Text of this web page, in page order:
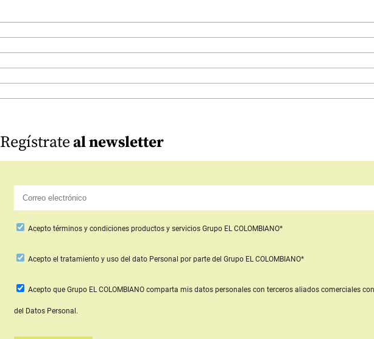
Regístrateal newsletter
Acepto términos y condiciones productos y servicios Grupo EL COLOMBIANO*
Aceptoel tratamiento y uso del dato Personal por parte del Grupo EL COLOMBIANO*
Acepto que Grupo EL COLOMBIANO comparta mis datos personales con terceros aliados comerciales
del Datos Personal.